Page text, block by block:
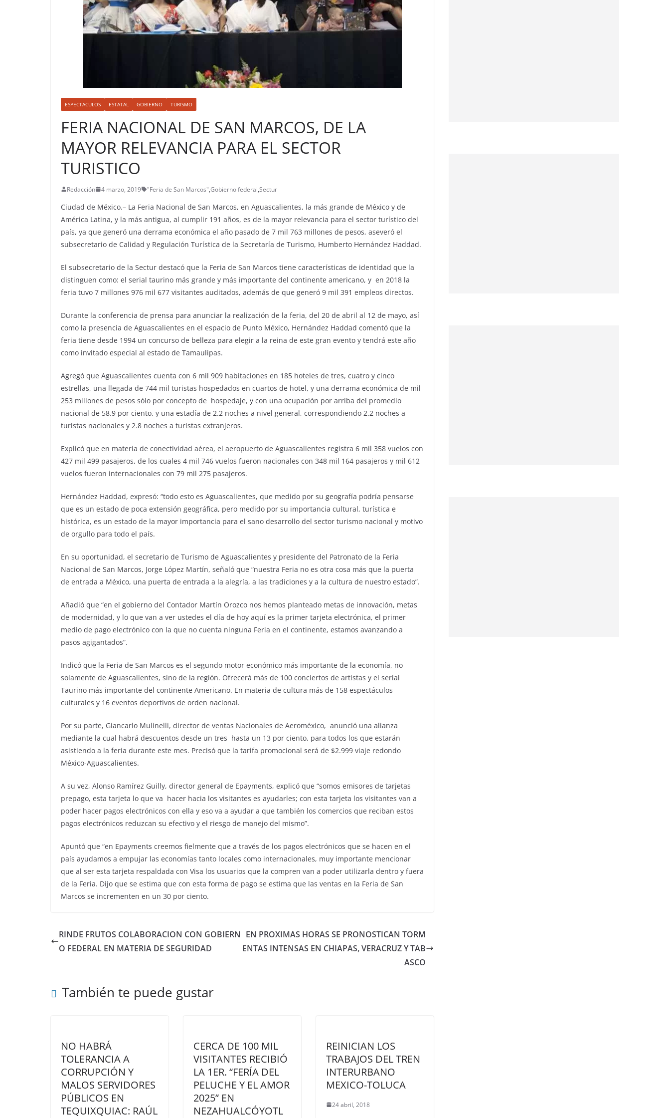
ESPECTACULOS ESTATAL GOBIERNO TURISMO
FERIA NACIONAL DE SAN MARCOS, DE LA
MAYOR RELEVANCIA PARA EL SECTOR
TURISTICO
Redacción 4 marzo, 2019 "Feria de San Marcos",Gobierno federal,Sectur
Ciudad de México.– La Feria Nacional de San Marcos, en Aguascalientes, la más grande de México y de
América Latina, y la más antigua, al cumplir 191 años, es de la mayor relevancia para el sector turístico del
país, ya que generó una derrama económica el año pasado de 7 mil 763 millones de pesos, aseveró el
subsecretario de Calidad y Regulación Turística de la Secretaría de Turismo, Humberto Hernández Haddad.
El subsecretario de la Sectur destacó que la Feria de San Marcos tiene características de identidad que la
distinguen como: el serial taurino más grande y más importante del continente americano, y en 2018 la
feria tuvo 7 millones 976 mil 677 visitantes auditados, además de que generó 9 mil 391 empleos directos.
Durante la conferencia de prensa para anunciar la realización de la feria, del 20 de abril al 12 de mayo, así
como la presencia de Aguascalientes en el espacio de Punto México, Hernández Haddad comentó que la
feria tiene desde 1994 un concurso de belleza para elegir a la reina de este gran evento y tendrá este año
como invitado especial al estado de Tamaulipas.
Agregó que Aguascalientes cuenta con 6 mil 909 habitaciones en 185 hoteles de tres, cuatro y cinco
estrellas, una llegada de 744 mil turistas hospedados en cuartos de hotel, y una derrama económica de mil
253 millones de pesos sólo por concepto de hospedaje, y con una ocupación por arriba del promedio
nacional de 58.9 por ciento, y una estadía de 2.2 noches a nivel general, correspondiendo 2.2 noches a
turistas nacionales y 2.8 noches a turistas extranjeros.
Explicó que en materia de conectividad aérea, el aeropuerto de Aguascalientes registra 6 mil 358 vuelos con
427 mil 499 pasajeros, de los cuales 4 mil 746 vuelos fueron nacionales con 348 mil 164 pasajeros y mil 612
vuelos fueron internacionales con 79 mil 275 pasajeros.
Hernández Haddad, expresó: “todo esto es Aguascalientes, que medido por su geografía podría pensarse
que es un estado de poca extensión geográfica, pero medido por su importancia cultural, turística e
histórica, es un estado de la mayor importancia para el sano desarrollo del sector turismo nacional y motivo
de orgullo para todo el país.
En su oportunidad, el secretario de Turismo de Aguascalientes y presidente del Patronato de la Feria
Nacional de San Marcos, Jorge López Martín, señaló que “nuestra Feria no es otra cosa más que la puerta
de entrada a México, una puerta de entrada a la alegría, a las tradiciones y a la cultura de nuestro estado”.
Añadió que “en el gobierno del Contador Martín Orozco nos hemos planteado metas de innovación, metas
de modernidad, y lo que van a ver ustedes el día de hoy aquí es la primer tarjeta electrónica, el primer
medio de pago electrónico con la que no cuenta ninguna Feria en el continente, estamos avanzando a
pasos agigantados”.
Indicó que la Feria de San Marcos es el segundo motor económico más importante de la economía, no
solamente de Aguascalientes, sino de la región. Ofrecerá más de 100 conciertos de artistas y el serial
Taurino más importante del continente Americano. En materia de cultura más de 158 espectáculos
culturales y 16 eventos deportivos de orden nacional.
Por su parte, Giancarlo Mulinelli, director de ventas Nacionales de Aeroméxico, anunció una alianza
mediante la cual habrá descuentos desde un tres hasta un 13 por ciento, para todos los que estarán
asistiendo a la feria durante este mes. Precisó que la tarifa promocional será de $2.999 viaje redondo
México-Aguascalientes.
A su vez, Alonso Ramírez Guilly, director general de Epayments, explicó que “somos emisores de tarjetas
prepago, esta tarjeta lo que va hacer hacia los visitantes es ayudarles; con esta tarjeta los visitantes van a
poder hacer pagos electrónicos con ella y eso va a ayudar a que también los comercios que reciban estos
pagos electrónicos reduzcan su efectivo y el riesgo de manejo del mismo”.
Apuntó que “en Epayments creemos fielmente que a través de los pagos electrónicos que se hacen en el
país ayudamos a empujar las economías tanto locales como internacionales, muy importante mencionar
que al ser esta tarjeta respaldada con Visa los usuarios que la compren van a poder utilizarla dentro y fuera
de la Feria. Dijo que se estima que con esta forma de pago se estima que las ventas en la Feria de San
Marcos se incrementen en un 30 por ciento.
RINDE FRUTOS COLABORACION CON GOBIERN
O FEDERAL EN MATERIA DE SEGURIDAD
EN PROXIMAS HORAS SE PRONOSTICAN TORM
ENTAS INTENSAS EN CHIAPAS, VERACRUZ Y TAB
ASCO
También te puede gustar
NO HABRÁ
TOLERANCIA A
CORRUPCIÓN Y
MALOS SERVIDORES
PÚBLICOS EN
TEQUIXQUIAC: RAÚL
CERCA DE 100 MIL
VISITANTES RECIBIÓ
LA 1ER. “FERÍA DEL
PELUCHE Y EL AMOR
2025” EN
NEZAHUALCÓYOTL
REINICIAN LOS
TRABAJOS DEL TREN
INTERURBANO
MEXICO-TOLUCA
24 abril, 2018